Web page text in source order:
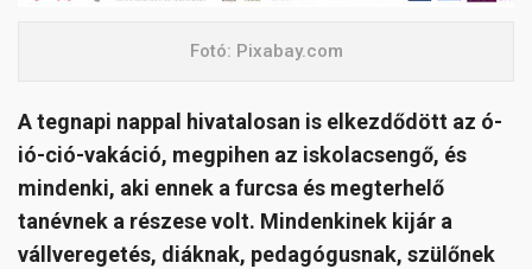
Fotó: Pixabay.com
A tegnapi nappal hivatalosan is elkezdődött az ó-
ió-ció-vakáció, megpihen az iskolacsengő, és
mindenki, aki ennek a furcsa és megterhelő
tanévnek a részese volt. Mindenkinek kijár a
vállveregetés, diáknak, pedagógusnak, szülőnek